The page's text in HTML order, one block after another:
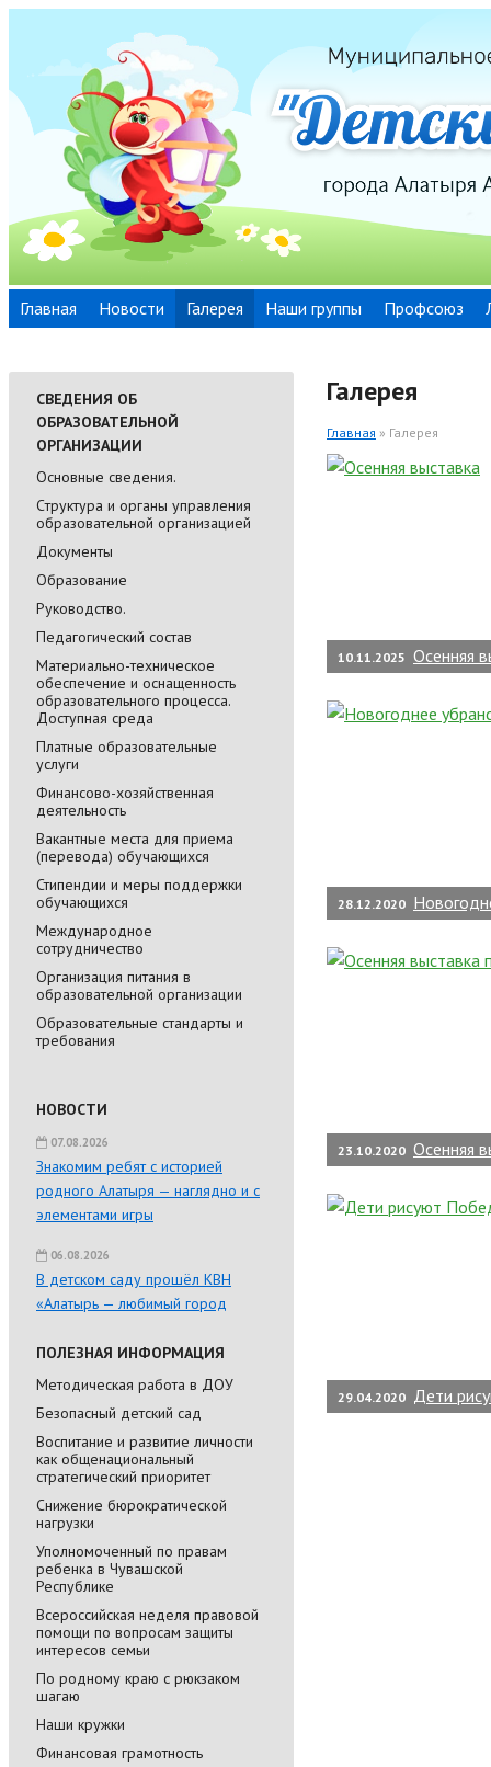
Главная Новости Галерея Наши группы Профсоюз
СВЕДЕНИЯ ОБ
ОБРАЗОВАТЕЛЬНОЙ
ОРГАНИЗАЦИИ
Основные сведения.
Cтруктура и органы управления
образовательной организацией
Документы
Образование
Руководство.
Педагогический состав
Материально-техническое
обеспечение и оснащенность
образовательного процесса.
Доступная среда
Платные образовательные
услуги
Финансово-хозяйственная
деятельность
Вакантные места для приема
(перевода) обучающихся
Стипендии и меры поддержки
обучающихся
Международное
сотрудничество
Организация питания в
образовательной организации
Образовательные стандарты и
требования
НОВОСТИ
07.08.2026
Знакомим ребят с историей
родного Алатыря — наглядно и с
элементами игры
06.08.2026
В детском саду прошёл КВН
«Алатырь — любимый город
ПОЛЕЗНАЯ ИНФОРМАЦИЯ
Методическая работа в ДОУ
Безопасный детский сад
Воспитание и развитие личности
как общенациональный
стратегический приоритет
Снижение бюрократической
нагрузки
Уполномоченный по правам
ребенка в Чувашской
Республике
Всероссийская неделя правовой
помощи по вопросам защиты
интересов семьи
По родному краю с рюкзаком
шагаю
Наши кружки
Финансовая грамотность
Галерея
Главная » Галерея
10.11.2025 Осенняя
28.12.2020
23.10.2020 Осенняя
29.04.2020 Дети